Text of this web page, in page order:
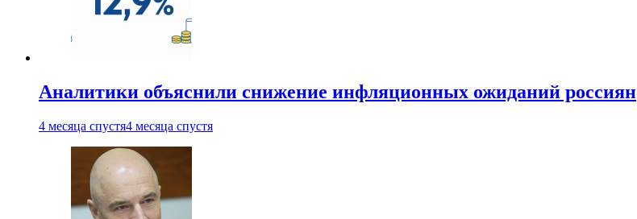
Аналитики объяснили снижение инфляционных ожиданий россиян
4 месяца спустя4 месяца спустя